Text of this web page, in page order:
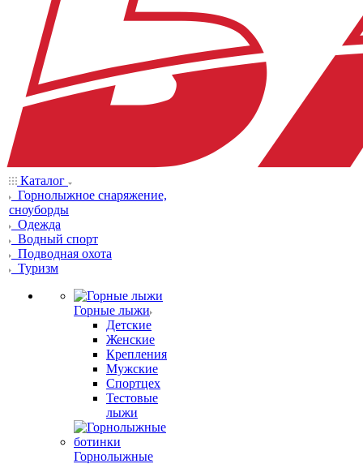
Каталог
Горнолыжное снаряжение,
сноуборды
Одежда
Водный спорт
Подводная охота
Туризм
Горные лыжи
Детские
Женские
Крепления
Мужские
Спортцех
Тестовые
лыжи
Горнолыжные